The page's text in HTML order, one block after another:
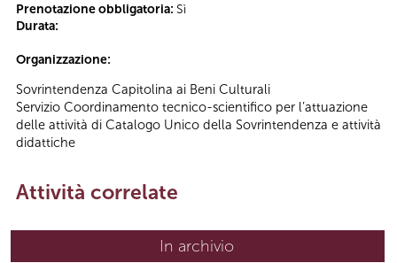
Prenotazione obbligatoria: Sì
Durata:
Organizzazione:
Sovrintendenza Capitolina ai Beni Culturali
Servizio Coordinamento tecnico-scientifico per l’attuazione
delle attività di Catalogo Unico della Sovrintendenza e attività
didattiche
Attività correlate
In archivio